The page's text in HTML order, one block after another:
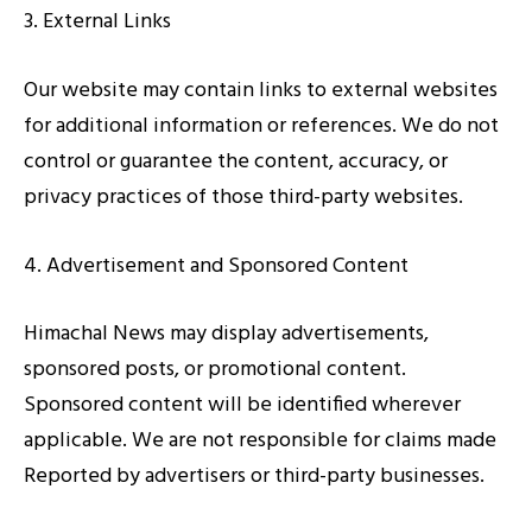
3. External Links
Our website may contain links to external websites
for additional information or references. We do not
control or guarantee the content, accuracy, or
privacy practices of those third-party websites.
4. Advertisement and Sponsored Content
Himachal News may display advertisements,
sponsored posts, or promotional content.
Sponsored content will be identified wherever
applicable. We are not responsible for claims made
Reported by advertisers or third-party businesses.